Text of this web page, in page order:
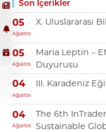
Son İçerikler
05
Ağustos
X. Uluslararası
05
Ağustos
Maria Leptin –
Duyurusu
04
Ağustos
III. Karadeniz
04
Ağustos
The 6th
Sustainable